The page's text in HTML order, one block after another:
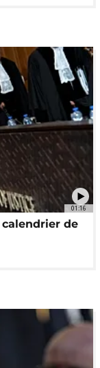
01:16
de